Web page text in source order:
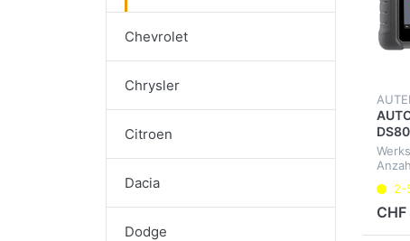
Chevrolet
Chrysler
Citroen
Dacia
Dodge
AUTEL
2-